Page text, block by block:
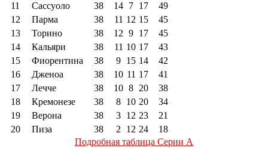
11
Сассуоло 38 14 7 17
49
12
Парма 38 11 12 15
45
13
Торино 38 12 9 17
45
14
Кальяри 38 11 10 17
43
15
Фиорентина 38 9 15 14
42
16
Дженоа 38 10 11 17
41
17
Лечче 38 10 8 20
38
18
Кремонезе 38 8 10 20
34
19
Верона 38 3 12 23
21
20
Пиза 38 2 12 24
18
Подробная таблица Серии А